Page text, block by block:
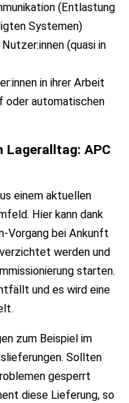
(Entlastung
Systemen)
(quasi in
in ihrer Arbeit
oder automatischen
Lageralltag: APC
einem aktuellen
Hier kann dank
Vorgang bei Ankunft
werden und
starten.
und es wird eine
zum Beispiel im
Sollten
gesperrt
diese Lieferung, so